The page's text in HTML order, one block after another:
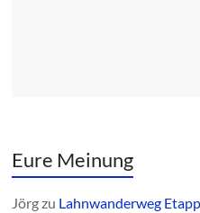
Eure Meinung
Jörgzu Lahnwanderweg